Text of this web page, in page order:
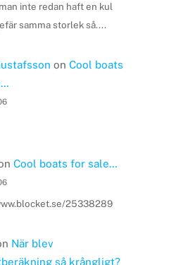
inte redan haft en kul
samma storlek så....
on Cool boats
Cool boats for sale…
25338289
När blev
så krångligt?